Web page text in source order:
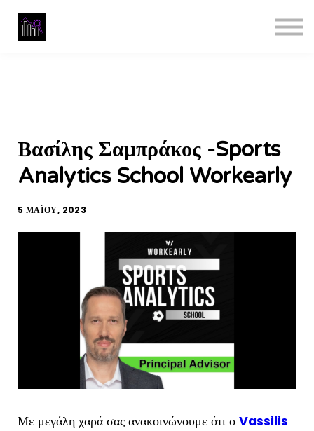
Βασίλης Σαμπράκος -Sports
Analytics School Workearly
5 ΜΑΪ́ΟΥ, 2023
Με μεγάλη χαρά σας ανακοινώνουμε ότι ο Vassilis